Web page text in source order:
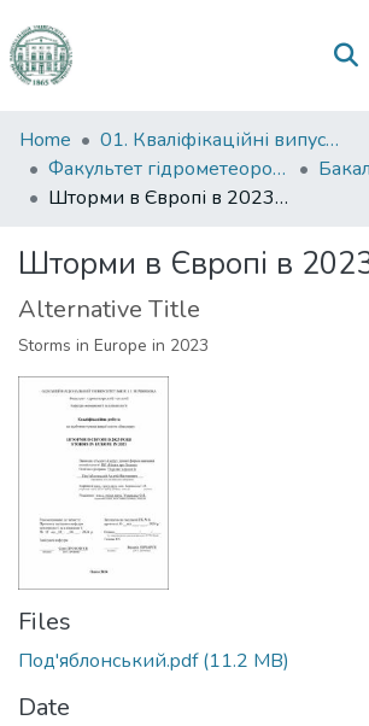
Communities
&
Collections
Statistics
Home
01. Кваліфікаційні випускні роботи здобувачів вищої освіти
Факультет гідрометеорології і екології
Шторми в Європі в 2023 році
Шторми в Європі в
Alternative Title
Storms in Europe in 2023
Files
Под'яблонський.pdf(11.2 MB)
Date